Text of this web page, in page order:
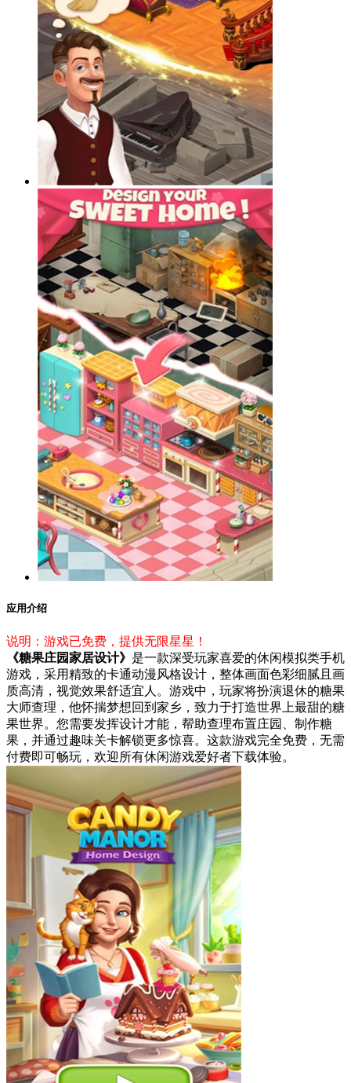
应用介绍
说明：游戏已免费，提供无限星星！
《糖果庄园家居设计》 是一款深受玩家喜爱的休闲模拟类手机
游戏，采用精致的卡通动漫风格设计，整体画面色彩细腻且画
质高清，视觉效果舒适宜人。游戏中，玩家将扮演退休的糖果
大师查理，他怀揣梦想回到家乡，致力于打造世界上最甜的糖
果世界。您需要发挥设计才能，帮助查理布置庄园、制作糖
果，并通过趣味关卡解锁更多惊喜。这款游戏完全免费，无需
付费即可畅玩，欢迎所有休闲游戏爱好者下载体验。